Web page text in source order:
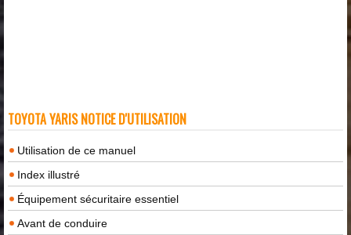
TOYOTA YARIS NOTICE D'UTILISATION
Utilisation de ce manuel
Index illustré
Équipement sécuritaire essentiel
Avant de conduire